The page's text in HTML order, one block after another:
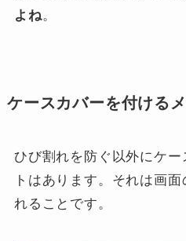
よね。
ケースカバーを付ける
ひび割れを防ぐ以外にケ
トはあります。それは画
れることです。